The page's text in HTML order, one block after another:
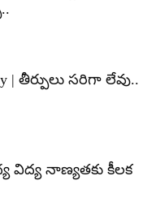
| తీర్పులు సరిగా లేవు..
విద్య నాణ్యతకు కీలక